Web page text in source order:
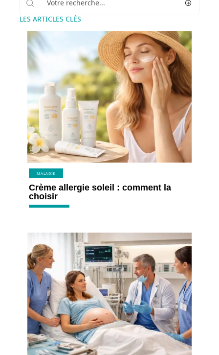
LES ARTICLES CLÉS
MALADIE
Crème allergie soleil : comment la
choisir